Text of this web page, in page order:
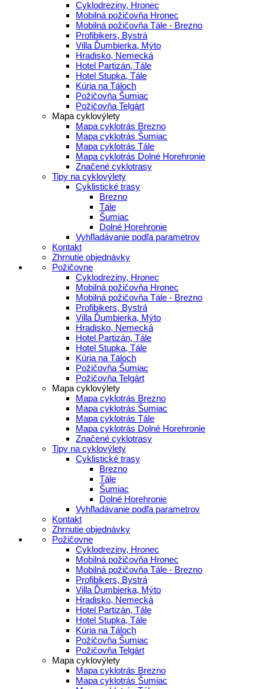
Cyklodreziny, Hronec
Mobilná požičovňa Hronec
Mobilná požičovňa Tále - Brezno
Profibikers, Bystrá
Villa Ďumbierka, Mýto
Hradisko, Nemecká
Hotel Partizán, Tále
Hotel Stupka, Tále
Kúria na Táloch
Požičovňa Šumiac
Požičovňa Telgárt
Mapa cyklovýlety
Mapa cyklotrás Brezno
Mapa cyklotrás Šumiac
Mapa cyklotrás Tále
Mapa cyklotrás Dolné Horehronie
Značené cyklotrasy
Tipy na cyklovýlety
Cyklistické trasy
Brezno
Tále
Šumiac
Dolné Horehronie
Vyhľladávanie podľa parametrov
Kontakt
Zhrnutie objednávky
Požičovne
Cyklodreziny, Hronec
Mobilná požičovňa Hronec
Mobilná požičovňa Tále - Brezno
Profibikers, Bystrá
Villa Ďumbierka, Mýto
Hradisko, Nemecká
Hotel Partizán, Tále
Hotel Stupka, Tále
Kúria na Táloch
Požičovňa Šumiac
Požičovňa Telgárt
Mapa cyklovýlety
Mapa cyklotrás Brezno
Mapa cyklotrás Šumiac
Mapa cyklotrás Tále
Mapa cyklotrás Dolné Horehronie
Značené cyklotrasy
Tipy na cyklovýlety
Cyklistické trasy
Brezno
Tále
Šumiac
Dolné Horehronie
Vyhľladávanie podľa parametrov
Kontakt
Zhrnutie objednávky
Požičovne
Cyklodreziny, Hronec
Mobilná požičovňa Hronec
Mobilná požičovňa Tále - Brezno
Profibikers, Bystrá
Villa Ďumbierka, Mýto
Hradisko, Nemecká
Hotel Partizán, Tále
Hotel Stupka, Tále
Kúria na Táloch
Požičovňa Šumiac
Požičovňa Telgárt
Mapa cyklovýlety
Mapa cyklotrás Brezno
Mapa cyklotrás Šumiac